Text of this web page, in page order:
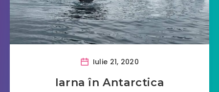
Iulie 21, 2020
Iarna în Antarctica